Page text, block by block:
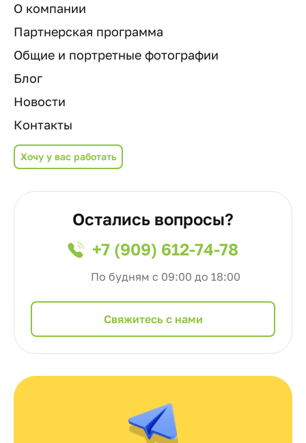
О компании
Партнерская программа
Общие и портретные фотографии
Блог
Новости
Контакты
Хочу у вас работать
Остались вопросы?
+7 (909) 612-74-78
По будням с 09:00 до 18:00
Cвяжитесь с нами